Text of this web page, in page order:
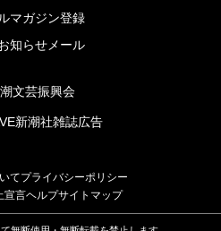
マガジン登録
知らせメール
文芸振興会
新潮社雑誌広告
てプライバシーポリシー
宣言ヘルプサイトマップ